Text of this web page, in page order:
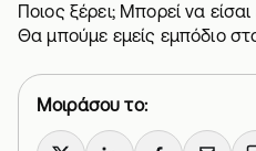
Ποιος ξέρει; Μπορεί να
Θα μπούμε εμείς εμπόδιο
Μοιράσου το: